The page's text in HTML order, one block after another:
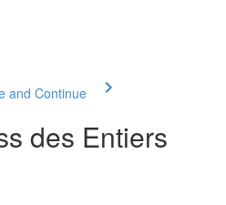
and Continue
des Entiers